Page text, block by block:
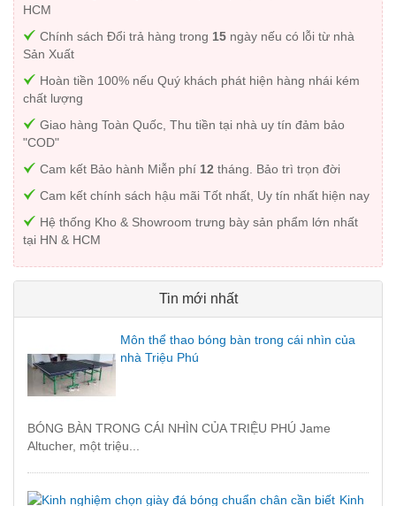
HCM
Chính sách Đổi trả hàng trong 15 ngày nếu có lỗi từ nhà
Sản Xuất
Hoàn tiền 100% nếu Quý khách phát hiện hàng nhái kém
chất lượng
Giao hàng Toàn Quốc, Thu tiền tại nhà uy tín đảm bảo
"COD"
Cam kết Bảo hành Miễn phí 12 tháng. Bảo trì trọn đời
Cam kết chính sách hậu mãi Tốt nhất, Uy tín nhất hiện nay
Hệ thống Kho & Showroom trưng bày sản phẩm lớn nhất
tại HN & HCM
Tin mới nhất
Môn thể thao bóng bàn trong cái nhìn của
nhà Triệu Phú
BÓNG BÀN TRONG CÁI NHÌN CỦA TRIỆU PHÚ Jame
Altucher, một triệu...
Kinh